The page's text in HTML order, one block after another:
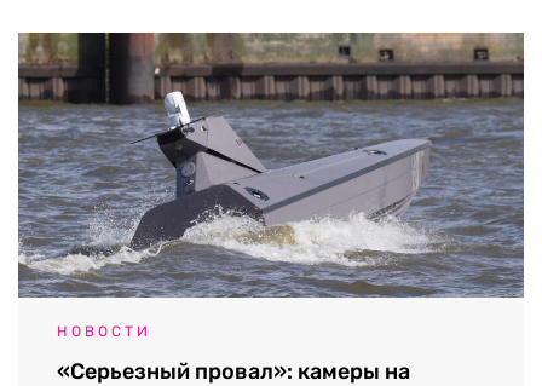
НОВОСТИ
«Серьезный провал»: камеры на